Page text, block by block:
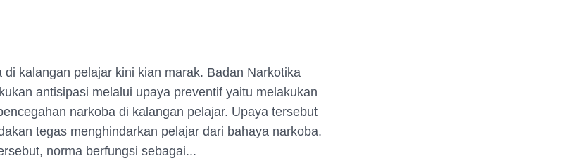
di kalangan pelajar kini kian marak. Badan Narkotika
antisipasi melalui upaya preventif yaitu melakukan
narkoba di kalangan pelajar. Upaya tersebut
tegas menghindarkan pelajar dari bahaya narkoba.
norma berfungsi sebagai...